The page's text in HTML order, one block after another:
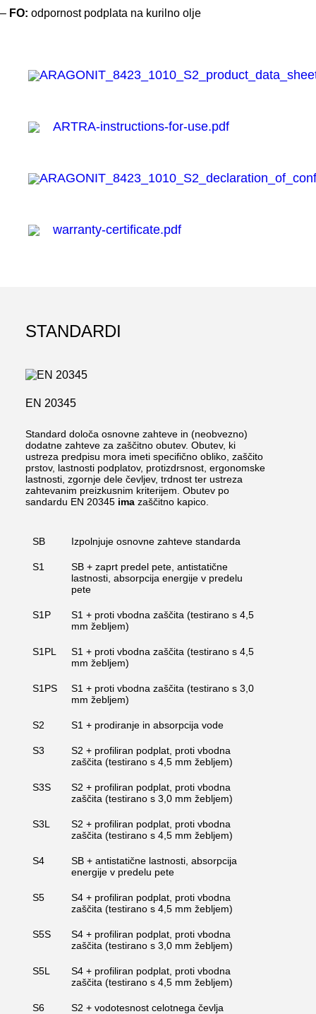
– FO: odpornost podplata na kurilno olje
ARTRA-instructions-for-use.pdf
warranty-certificate.pdf
STANDARDI
EN 20345
Standard določa osnovne zahteve in (neobvezno)
dodatne zahteve za zaščitno obutev. Obutev, ki
ustreza predpisu mora imeti specifično obliko, zaščito
prstov, lastnosti podplatov, protizdrsnost, ergonomske
lastnosti, zgornje dele čevljev, trdnost ter ustreza
zahtevanim preizkusnim kriterijem. Obutev po
sandardu EN 20345 ima zaščitno kapico.
SB Izpolnjuje osnovne zahteve standarda
S1
SB + zaprt predel pete, antistatične
lastnosti, absorpcija energije v predelu
pete
S1P
S1 + proti vbodna zaščita (testirano s 4,5
mm žebljem)
S1PL
S1 + proti vbodna zaščita (testirano s 4,5
mm žebljem)
S1PS
S1 + proti vbodna zaščita (testirano s 3,0
mm žebljem)
S2 S1 + prodiranje in absorpcija vode
S3
S2 + profiliran podplat, proti vbodna
zaščita (testirano s 4,5 mm žebljem)
S3S
S2 + profiliran podplat, proti vbodna
zaščita (testirano s 3,0 mm žebljem)
S3L
S2 + profiliran podplat, proti vbodna
zaščita (testirano s 4,5 mm žebljem)
S4
SB + antistatične lastnosti, absorpcija
energije v predelu pete
S5
S4 + profiliran podplat, proti vbodna
zaščita (testirano s 4,5 mm žebljem)
S5S
S4 + profiliran podplat, proti vbodna
zaščita (testirano s 3,0 mm žebljem)
S5L
S4 + profiliran podplat, proti vbodna
zaščita (testirano s 4,5 mm žebljem)
S6 S2 + vodotesnost celotnega čevlja